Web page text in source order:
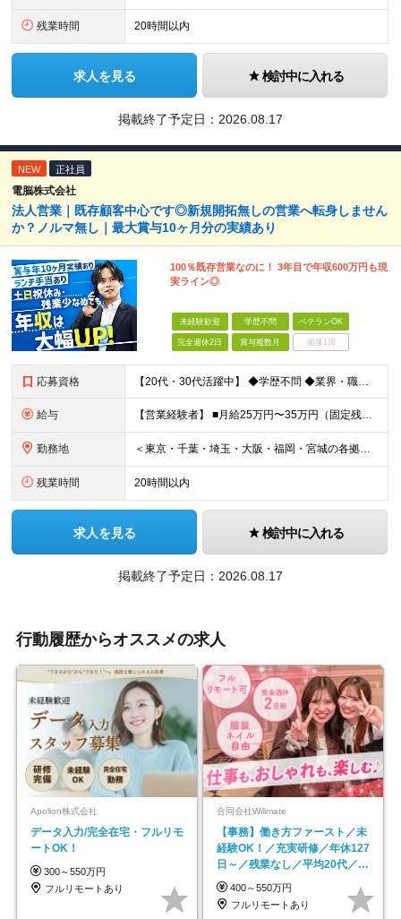
残業時間 20時間以内
求人を見る 検討中に入れる
掲載終了予定日：2026.08.17
NEW 正社員
電脳株式会社
法人営業｜既存顧客中心です◎新規開拓無しの営業へ転身しません
か？ノルマ無し｜最大賞与10ヶ月分の実績あり
100％既存営業なのに！ 3年目で年収600万円も現
実ライン◎
未経験歓迎 学歴不問 ベテランOK
完全週休2日 賞与複数月 面接1回
応募資格 【20代・30代活躍中】 ◆学歴不問 ◆業界・職種未経験OK ＼こんな方にぴったりです／ □ 飛び込みやテレアポなどの新規開拓に疲れてしまった □100％既存営業で、お客さまとじっくり信頼関係を築きたい □ 頑張りが正当に評価され、給与に還元される環境に行きたい □ 「稼ぎたい」という気持ちはあるが、今の自分に自信が持てない ※少しでも営業経験がある方は活かせます！
給与 【営業経験者】 ■⽉給25万円〜35万円（固定残業代含む）＋等級⼿当＋インセンティブ＋賞与年2回（昨年度実績最⼤10カ⽉分） ※固定残業代は残業の有無に関わらず、⽉20時間分：3万4000円〜4万7500円⽀給 ※20時間を超過した場合は別途残業代⽀給 ※試用期間6ヶ月（期間中の給与・待遇に差異なし） 【営業未経験者】 ■⽉給24万円〜35万円（固定残業代含む）＋等級⼿当＋インセンティブ＋賞与年2回（昨年度実績最⼤10カ⽉分） ※固定残業代は残業の有無に関わらず、⽉20時間分：3万2600円〜4万7500円⽀給 ※20時間を超過した場合は別途残業代⽀給 ※試用期間6ヶ月（期間中の給与・待遇に差異なし） ＼毎月インセンティブ支給／ 成果はインセンティブとして毎⽉の収⼊に反映。 新卒⼊社の先輩が3年⽬で年収90万円アップした例や、 異業界から転職した営業経験者が ⼊社3年で年収200万円アップした実績！ 提案機会の多さと、頑張りに応える 仕組みがあるからこそ、 納得感を持って収⼊アップを⽬指せます。
勤務地 ＜東京・千葉・埼⽟・⼤阪・福岡・宮城の各拠点＞ ※勤務地は希望を考慮して決定します ※直⾏直帰OK ※転勤は基本的にありませんが、希望次第で別拠点への異動も可 ※全拠点オフィス内禁煙 ■東京本社 東京都豊島区⻄池袋3-1-13 ⻄池袋パークフロントビル3階 ■⼤阪⽀社 ⼤阪府⼤阪市中央区⼤⼿通3-1-2 エスリードビル⼤⼿通9階 ■千葉オフィス 千葉県千葉市中央区中央2-5-1 千葉中央ツインビル2号館1階 ■所沢オフィス 埼⽟県所沢市北中1-193-4 電脳第⼀ビル1階・2階 ■仙台⽀社 宮城県仙台市⻘葉区⼀番町1-8-1 HF仙台⼀番町ビルディング2階 ■福岡⽀社 福岡県福岡市中央区清川2-18-19 GRANDBASE天神南2階 (変更の範囲)上記を除く当社関連勤務地
残業時間 20時間以内
求人を見る 検討中に入れる
掲載終了予定日：2026.08.17
行動履歴からオススメの求人
Apollon株式会社
データ入力/完全在宅・フルリモ
ートOK！
300～550万円
フルリモートあり
合同会社Willmate
【事務】働き方ファースト／未
経験OK！／充実研修／年休127
日～／残業なし／平均20代／リ
モートOK
400～550万円
フルリモートあり